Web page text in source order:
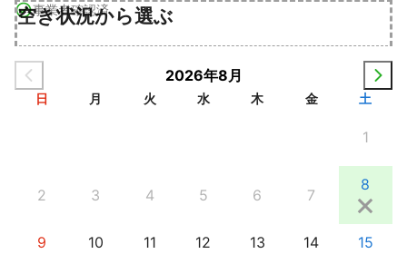
事業者確認済
空き状況から選ぶ
2026年8月
日 月 火 水 木 金 土
1
2 3 4 5 6 7
8
9 10 11 12 13 14 15